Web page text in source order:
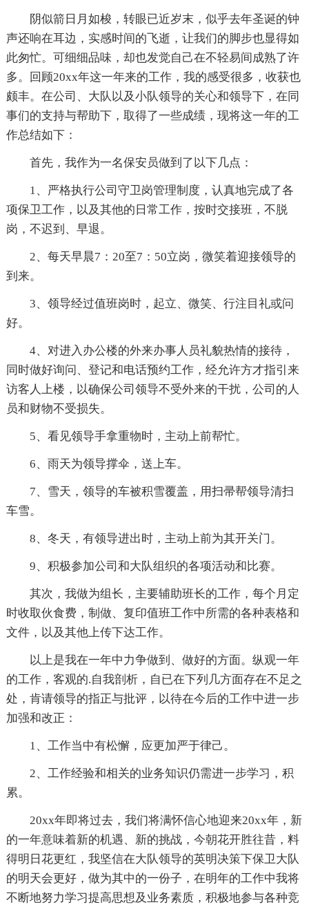
阴似箭日月如梭，转眼已近岁末，似乎去年圣诞的钟
声还响在耳边，实感时间的飞逝，让我们的脚步也显得如
此匆忙。可细细品味，却也发觉自己在不轻易间成熟了许
多。回顾20xx年这一年来的工作，我的感受很多，收获也
颇丰。在公司、大队以及小队领导的关心和领导下，在同
事们的支持与帮助下，取得了一些成绩，现将这一年的工
作总结如下：
首先，我作为一名保安员做到了以下几点：
1、严格执行公司守卫岗管理制度，认真地完成了各
项保卫工作，以及其他的日常工作，按时交接班，不脱
岗，不迟到、早退。
2、每天早晨7：20至7：50立岗，微笑着迎接领导的
到来。
3、领导经过值班岗时，起立、微笑、行注目礼或问
好。
4、对进入办公楼的外来办事人员礼貌热情的接待，
同时做好询问、登记和电话预约工作，经允许方才指引来
访客人上楼，以确保公司领导不受外来的干扰，公司的人
员和财物不受损失。
5、看见领导手拿重物时，主动上前帮忙。
6、雨天为领导撑伞，送上车。
7、雪天，领导的车被积雪覆盖，用扫帚帮领导清扫
车雪。
8、冬天，有领导进出时，主动上前为其开关门。
9、积极参加公司和大队组织的各项活动和比赛。
其次，我做为组长，主要辅助班长的工作，每个月定
时收取伙食费，制做、复印值班工作中所需的各种表格和
文件，以及其他上传下达工作。
以上是我在一年中力争做到、做好的方面。纵观一年
的工作，客观的.自我剖析，自已在下列几方面存在不足之
处，肯请领导的指正与批评，以待在今后的工作中进一步
加强和改正：
1、工作当中有松懈，应更加严于律己。
2、工作经验和相关的业务知识仍需进一步学习，积
累。
20xx年即将过去，我们将满怀信心地迎来20xx年，新
的一年意味着新的机遇、新的挑战，今朝花开胜往昔，料
得明日花更红，我坚信在大队领导的英明决策下保卫大队
的明天会更好，做为其中的一份子，在明年的工作中我将
不断地努力学习提高思想及业务素质，积极地参与各种竞